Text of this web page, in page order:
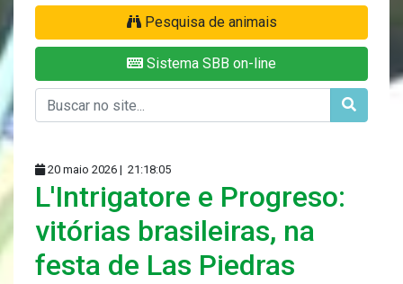
Pesquisa de animais
Sistema SBB on-line
20 maio 2026 | 21:18:05
L'Intrigatore e Progreso:
vitórias brasileiras, na
festa de Las Piedras